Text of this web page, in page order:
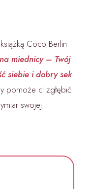
Coco Berlin
miednicy – Twój
siebie i dobry sek
pomoże ci zgłębić
swojej